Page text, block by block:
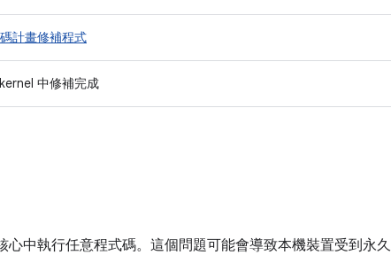
計畫修補程式
中修補完成
中執行任意程式碼。這個問題可能會導致本機裝置受到永久